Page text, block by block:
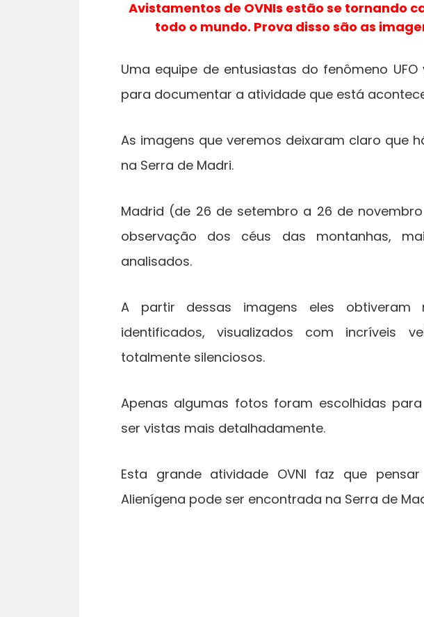
Avistamentos de OVNIs estão se tornando
todo o mundo. Prova disso são as
Uma equipe de entusiastas do fenômeno
para documentar a atividade que está
As imagens que veremos deixaram claro que
na Serra de Madri.
Madrid (de 26 de setembro a 26 de
observação dos céus das montanhas,
analisados.
A partir dessas imagens eles obtiveram
identificados, visualizados com incríveis
totalmente silenciosos.
Apenas algumas fotos foram escolhidas
ser vistas mais detalhadamente.
Esta grande atividade OVNI faz que
Alienígena pode ser encontrada na Serra de